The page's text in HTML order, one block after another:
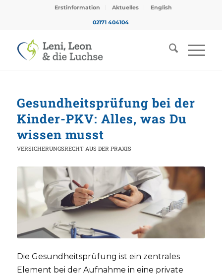
Erstinformation Aktuelles English
02171 404104
Gesundheitsprüfung bei der
Kinder-PKV: Alles, was Du
wissen musst
VERSICHERUNGSRECHT AUS DER PRAXIS
Die Gesundheitsprüfung ist ein zentrales
Element bei der Aufnahme in eine private